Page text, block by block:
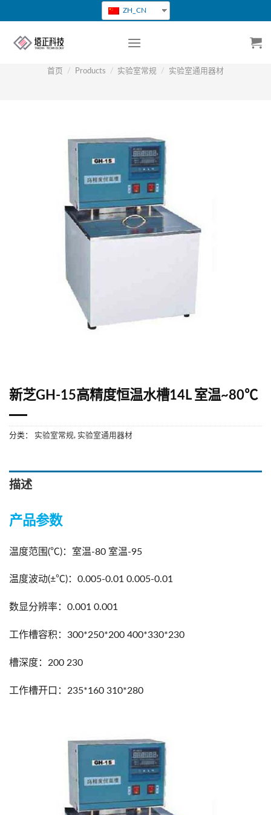
转
ZH_CN
首页 / Products / 实验室常规 / 实验室通用器材
新芝GH-15高精度恒温水槽14L 室温~80℃
分类： 实验室常规, 实验室通用器材
描述
产品参数
温度范围(℃)：室温-80 室温-95
温度波动(±℃)：0.005-0.01 0.005-0.01
数显分辨率：0.001 0.001
工作槽容积：300*250*200 400*330*230
槽深度：200 230
工作槽开口：235*160 310*280